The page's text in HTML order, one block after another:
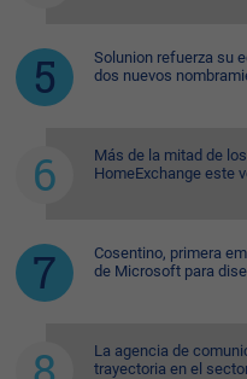
Solunion refuerza su
dos nuevos
Más de la mitad de
HomeExchange este
Cosentino, primera
de Microsoft para
La agencia de
trayectoria en el